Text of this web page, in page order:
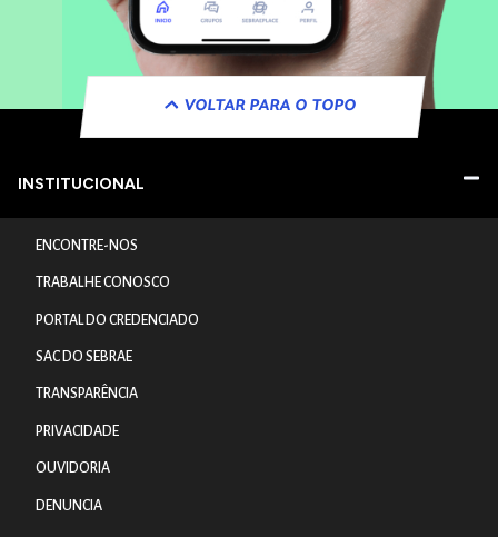
VOLTAR PARA O TOPO
INSTITUCIONAL
ENCONTRE-NOS
TRABALHE CONOSCO
PORTAL DO CREDENCIADO
SAC DO SEBRAE
TRANSPARÊNCIA
PRIVACIDADE
OUVIDORIA
DENUNCIA